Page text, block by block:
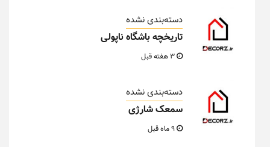
دسته‌بندی نشده
تاریخچه باشگاه ناپولی
دسته‌بندی نشده
سمعک شارژی